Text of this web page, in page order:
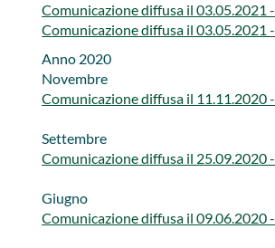
Comunicazione diffusa il 03.05.2021
Comunicazione diffusa il 03.05.2021
Anno 2020​
​Novembre
Comunicazione diffusa il 11.11.2020
Settembre
Comunicazione diffusa il 25.09.2020
​Giugno
Comunicazione diffusa il 09.06.2020